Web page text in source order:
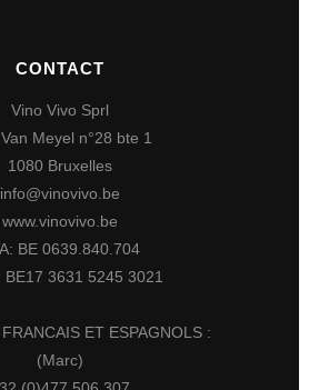
CONTACT
Vino Vivo Sprl
Meyel n°28 bte 1
1080 Bruxelles
info@vinovivo.be
www.vinovivo.be
BE 0639.840.704
BE17 3631 5245 3021
ET ESPAGNOLS :
(Marc)